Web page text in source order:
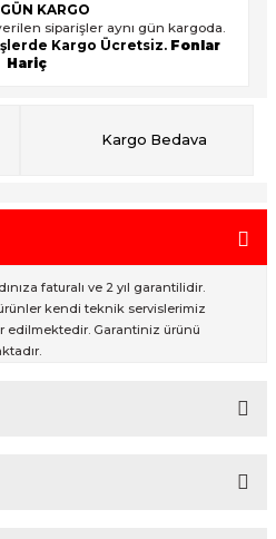
KARGO
siparişler aynı gün kargoda.
Kargo Ücretsiz. Fonlar
Hariç
Kargo Bedava
faturalı ve 2 yıl garantilidir.
kendi teknik servislerimiz
edilmektedir. Garantiniz ürünü
üzerinden hizmet